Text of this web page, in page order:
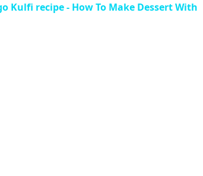
Kulfi recipe - How To Make Dessert With